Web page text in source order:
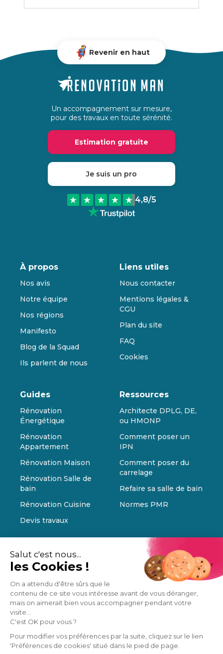
Salut c'est nous...
les Cookies !
On a attendu d'être sûrs que le
contenu de ce site vous intéresse avant de vous déranger,
mais on aimerait bien vous accompagner pendant votre
visite...
C'est OK pour vous ?
Pour modifier vos préférences par la suite, cliquez sur le lien
'Préférences de cookies' situé dans le pied de page.
Revenir en haut
Un accompagnement sur mesure,
pour des travaux en toute sérénité.
Estimation gratuite
Je suis un pro
4,8/5
À propos
Nos avis
Notre équipe
Nos régions
Manifesto
Blog de la Squad
Ils parlent de nous
Liens utiles
Nous contacter
Mentions légales &
CGU
Plan du site
FAQ
Cookies
Guides
Rénovation
Énergétique
Rénovation
Appartement
Rénovation Maison
Rénovation Salle de
bain
Rénovation Cuisine
Devis travaux
Ressources
Architecte DPLG, DE,
ou HMONP
Comment poser un
IPN
Comment poser du
carrelage
Refaire sa salle de bain
Normes PMR